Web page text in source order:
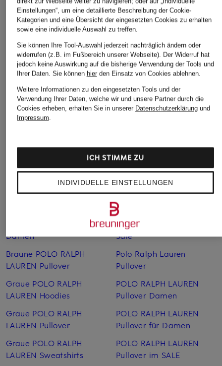
Weitere Kategorien
Beige POLO RALPH
LAUREN Caps
Beige POLO RALPH
Blaue POLO RALPH
Blaue POLO RALPH
LAUREN Pullover
Damen
Braune POLO RALPH
LAUREN Pullover
Graue POLO RALPH
LAUREN Hoodies
Graue POLO RALPH
LAUREN Pullover
Graue POLO RALPH
LAUREN Sweatshirts
POLO RALPH LAUREN
Leinen­hemden
Polo Ralph Lauren
Mützen
Polo Ralph Lauren
Nachtwäsche
POLO RALPH LAUREN
Poloshirts für Herren im
Sale
Polo Ralph Lauren
Pullover
POLO RALPH LAUREN
Pullover Damen
POLO RALPH LAUREN
Pullover für Damen
POLO RALPH LAUREN
Pullover im SALE
Einstellungen“, um eine detaillierte Beschreibung der Cookie-
Kategorien und eine Übersicht der eingesetzten Cookies zu erhalten
sowie eine individuelle Auswahl zu treffen.
Sie können Ihre Tool-Auswahl jederzeit nachträglich ändern oder
widerrufen (z.B. im Fußbereich unserer Webseite). Der Widerruf hat
jedoch keine Auswirkung auf die bisherige Verwendung der Tools und
Ihrer Daten. Sie können hierden Einsatz von Cookies ablehnen.
Weitere Informationen zu den eingesetzten Tools und der
Verwendung Ihrer Daten, welche wir und unsere Partner durch die
Cookies erheben, erhalten Sie in unserer Datenschutzerklärungund
Impressum.
INDIVIDUELLE EINSTELLUNGEN
ICH STIMME ZU